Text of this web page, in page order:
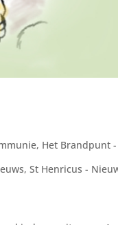
, Het Brandpunt -
,St Henricus -